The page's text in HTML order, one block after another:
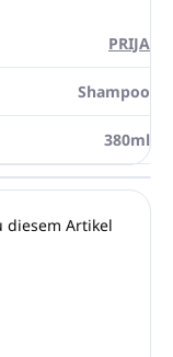
PRIJA
Shampoo
380ml
diesem Artikel